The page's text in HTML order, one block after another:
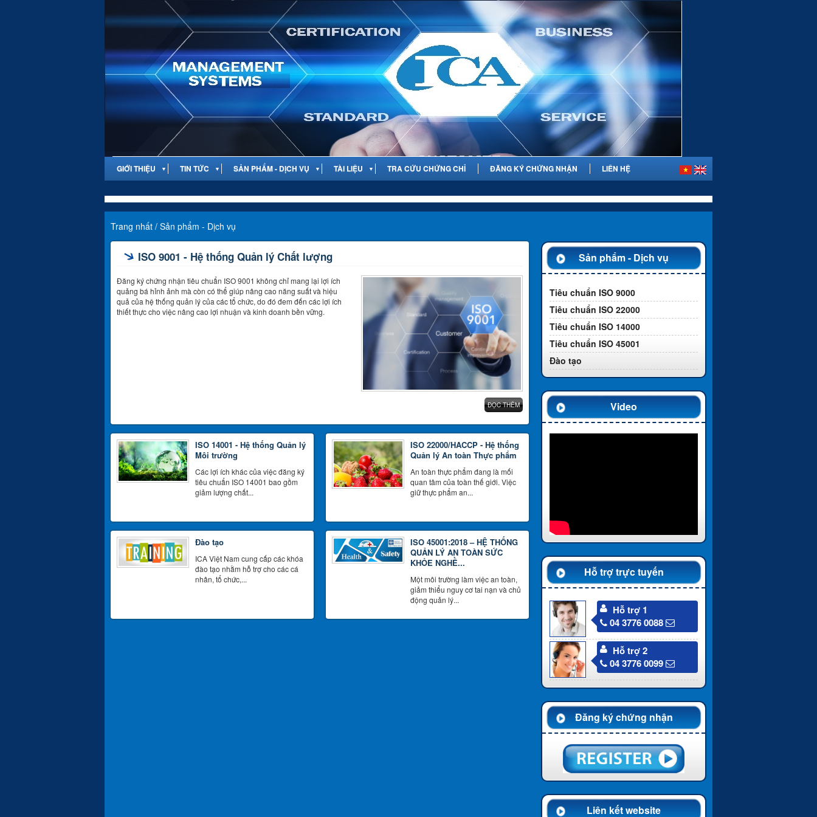
GIỚI THIỆU ▼ TIN TỨC ▼ SẢN PHẨM - DỊCH VỤ ▼ TÀI LIỆU ▼ TRA CỨU CHỨNG CHỈ ĐĂNG KÝ CHỨNG NHẬN LIÊN HỆ
Trang nhất / Sản phẩm - Dịch vụ
ISO 9001 - Hệ thống Quản lý Chất lượng
ĐỌC THÊM
Đăng ký chứng nhận tiêu chuẩn ISO 9001 không chỉ mang lại lợi ích
quảng bá hỉnh ảnh mà còn có thể giúp nâng cao năng suất và hiệu
quả của hệ thống quản lý của các tổ chức, do đó đem đến các lợi ích
thiết thực cho việc nâng cao lợi nhuận và kinh doanh bền vững.
ISO 14001 - Hệ thống Quản lý
Môi trường
Các lợi ích khác của việc đăng ký
tiêu chuẩn ISO 14001 bao gồm
giảm lượng chất...
ISO 22000/HACCP - Hệ thống
Quản lý An toàn Thực phẩm
An toàn thực phẩm đang là mối
quan tâm của toàn thế giới. Việc
giữ thực phẩm an...
Đào tạo
ICA Việt Nam cung cấp các khóa
đào tạo nhằm hỗ trợ cho các cá
nhân, tổ chức,...
ISO 45001:2018 – HỆ THỐNG
QUẢN LÝ AN TOÀN SỨC
KHỎE NGHỀ...
Một môi trường làm việc an toàn,
giảm thiểu nguy cơ tai nạn và chủ
động quản lý...
Sản phẩm - Dịch vụ
Tiêu chuẩn ISO 9000
Tiêu chuẩn ISO 22000
Tiêu chuẩn ISO 14000
Tiêu chuẩn ISO 45001
Đào tạo
Video
Hỗ trợ trực tuyến
Hỗ trợ 1
04 3776 0088
Hỗ trợ 2
04 3776 0099
Đăng ký chứng nhận
Liên kết website